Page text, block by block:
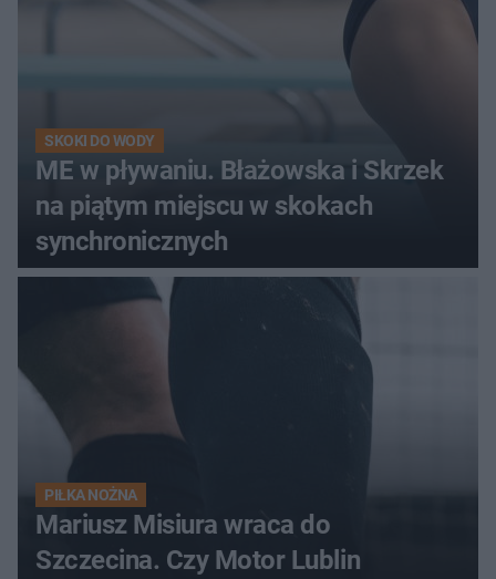
SKOKI DO WODY
ME w pływaniu. Błażowska i Skrzek
na piątym miejscu w skokach
synchronicznych
PIŁKA NOŻNA
Mariusz Misiura wraca do
Szczecina. Czy Motor Lublin